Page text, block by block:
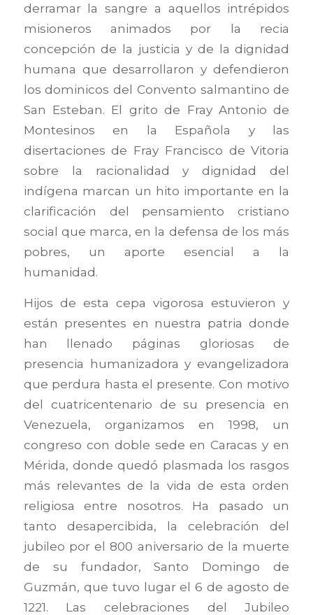
derramar la sangre a aquellos intrépidos
misioneros animados por la recia
concepción de la justicia y de la dignidad
humana que desarrollaron y defendieron
los dominicos del Convento salmantino de
San Esteban. El grito de Fray Antonio de
Montesinos en la Española y las
disertaciones de Fray Francisco de Vitoria
sobre la racionalidad y dignidad del
indígena marcan un hito importante en la
clarificación del pensamiento cristiano
social que marca, en la defensa de los más
pobres, un aporte esencial a la
humanidad.
Hijos de esta cepa vigorosa estuvieron y
están presentes en nuestra patria donde
han llenado páginas gloriosas de
presencia humanizadora y evangelizadora
que perdura hasta el presente. Con motivo
del cuatricentenario de su presencia en
Venezuela, organizamos en 1998, un
congreso con doble sede en Caracas y en
Mérida, donde quedó plasmada los rasgos
más relevantes de la vida de esta orden
religiosa entre nosotros. Ha pasado un
tanto desapercibida, la celebración del
jubileo por el 800 aniversario de la muerte
de su fundador, Santo Domingo de
Guzmán, que tuvo lugar el 6 de agosto de
1221. Las celebraciones del Jubileo